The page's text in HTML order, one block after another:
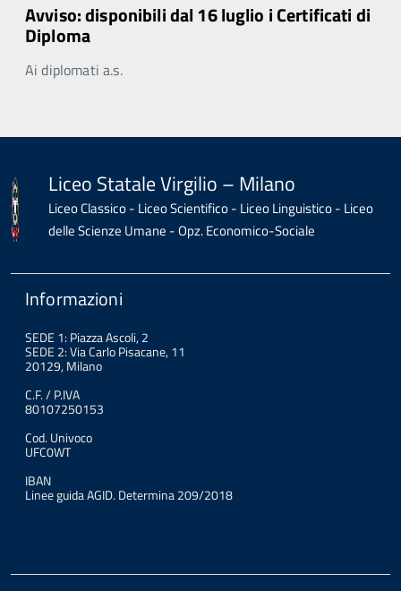
Avviso: disponibili dal 16 luglio i Certificati di
Diploma
Ai diplomati a.s.
Liceo Statale Virgilio – Milano
Liceo Classico - Liceo Scientifico - Liceo Linguistico - Liceo
delle Scienze Umane - Opz. Economico-Sociale
Informazioni
SEDE 1: Piazza Ascoli, 2
SEDE 2: Via Carlo Pisacane, 11
20129, Milano
C.F. / P.IVA
80107250153
Cod. Univoco
UFC0WT
IBAN
Linee guida AGID. Determina 209/2018